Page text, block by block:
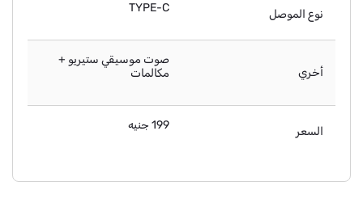
نوع الموصل TYPE-C
أخري
صوت موسيقي ستيريو +
مكالمات
السعر 199 جنيه